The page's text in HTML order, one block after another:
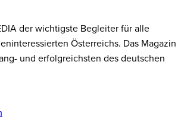
der wichtigste Begleiter für alle
Österreichs. Das Magazin
und erfolgreichsten des deutschen